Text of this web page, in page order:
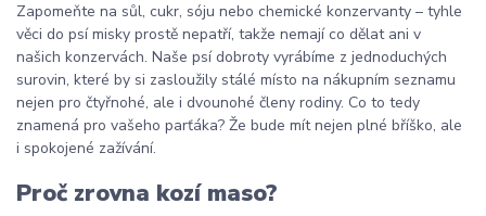
Zapomeňte na sůl, cukr, sóju nebo chemické konzervanty – tyhle
věci do psí misky prostě nepatří, takže nemají co dělat ani v
našich konzervách. Naše psí dobroty vyrábíme z jednoduchých
surovin, které by si zasloužily stálé místo na nákupním seznamu
nejen pro čtyřnohé, ale i dvounohé členy rodiny. Co to tedy
znamená pro vašeho parťáka? Že bude mít nejen plné bříško, ale
i spokojené zažívání.
Proč zrovna kozí maso?